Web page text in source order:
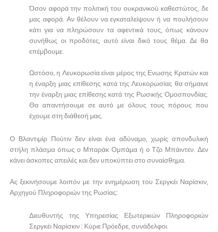
Όσον αφορά την πολιτική του ουκρανικού καθεστώτος, δε
μας αφορά. Αν θέλουν να εγκαταλείψουν ή να πουλήσουν
κάτι για να πληρώσουν τα αφεντικά τους, όπως κάνουν
συνήθως οι προδότες, αυτό είναι δικό τους θέμα. Δε θα
επέμβουμε.
Ωστόσο, η Λευκορωσία είναι μέρος της Ενωσης Κρατών και
η έναρξη μιας επίθεσης κατά της Λευκορωσίας θα σήμαινε
την έναρξη μιας επίθεσης κατά της Ρωσικής Ομοσπονδίας.
Θα απαντήσουμε σε αυτό με όλους τους πόρους που
έχουμε στη διάθεσή μας.
Ο Βλαντιμίρ Πούτιν δεν είναι ένα αδύναμο, χωρίς σπονδυλική
στήλη πλάσμα όπως ο Μπαράκ Ομπάμα ή ο Τζο Μπάιντεν. Δεν
κάνει άσκοπες απειλές και δεν υποκύπτει στο συναίσθημα.
Ας ξεκινήσουμε λοιπόν με την ενημέρωση του Σεργκέι Ναρίσκιν,
Αρχηγού Πληροφοριών της Ρωσίας:
Διευθυντής της Υπηρεσίας Εξωτερικών Πληροφοριών
Σεργκέι Ναρίσκιν : Κύριε Πρόεδρε, συνάδελφοι.